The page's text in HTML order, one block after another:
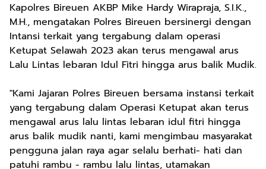
Kapolres Bireuen AKBP Mike Hardy Wirapraja, S.I.K.,
M.H., mengatakan Polres Bireuen bersinergi dengan
Intansi terkait yang tergabung dalam operasi
Ketupat Selawah 2023 akan terus mengawal arus
Lalu Lintas lebaran Idul Fitri hingga arus balik Mudik.
"Kami Jajaran Polres Bireuen bersama instansi terkait
yang tergabung dalam Operasi Ketupat akan terus
mengawal arus lalu lintas lebaran idul fitri hingga
arus balik mudik nanti, kami mengimbau masyarakat
pengguna jalan raya agar selalu berhati- hati dan
patuhi rambu - rambu lalu lintas, utamakan